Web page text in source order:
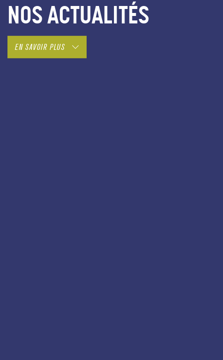
NOS ACTUALITÉS
EN SAVOIR PLUS